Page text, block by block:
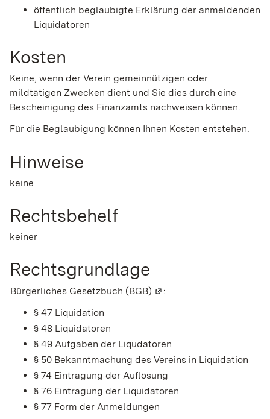
öffentlich beglaubigte Erklärung der anmeldenden
Liquidatoren
Kosten
Keine, wenn der Verein gemeinnützigen oder
mildtätigen Zwecken dient und Sie dies durch eine
Bescheinigung des Finanzamts nachweisen können.
Für die Beglaubigung können Ihnen Kosten entstehen.
Hinweise
keine
Rechtsbehelf
keiner
Rechtsgrundlage
Bürgerliches Gesetzbuch (BGB) (Wird in einem neuen
:
§ 47 Liquidation
§ 48 Liquidatoren
§ 49 Aufgaben der Liqudatoren
§ 50 Bekanntmachung des Vereins in Liquidation
§ 74 Eintragung der Auflösung
§ 76 Eintragung der Liquidatoren
§ 77 Form der Anmeldungen